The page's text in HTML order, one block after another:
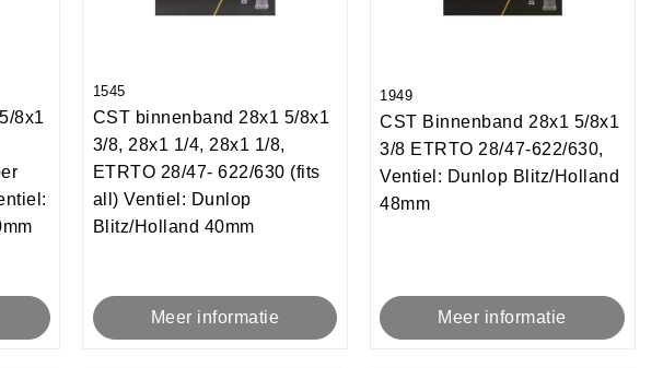
8x1
1545
CST binnenband 28x1 5/8x1
3/8, 28x1 1/4, 28x1 1/8,
ETRTO 28/47- 622/630 (fits
all) Ventiel: Dunlop
Blitz/Holland 40mm
Meer informatie
1949
CST Binnenband 28x1 5/8x1
3/8 ETRTO 28/47-622/630,
Ventiel: Dunlop Blitz/Holland
48mm
Meer informatie